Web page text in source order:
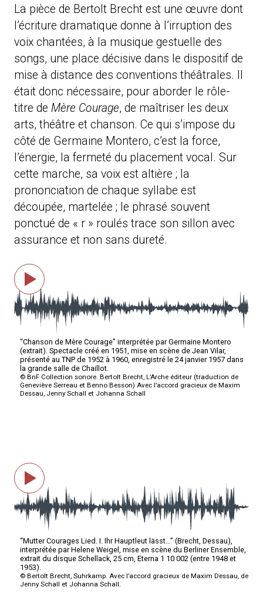
La pièce de Bertolt Brecht est une œuvre dont
l’écriture dramatique donne à l’irruption des
voix chantées, à la musique gestuelle des
songs, une place décisive dans le dispositif de
mise à distance des conventions théâtrales. Il
était donc nécessaire, pour aborder le rôle-
titre de Mère Courage, de maîtriser les deux
arts, théâtre et chanson. Ce qui s’impose du
côté de Germaine Montero, c’est la force,
l’énergie, la fermeté du placement vocal. Sur
cette marche, sa voix est altière ; la
prononciation de chaque syllabe est
découpée, martelée ; le phrasé souvent
ponctué de « r » roulés trace son sillon avec
assurance et non sans dureté.